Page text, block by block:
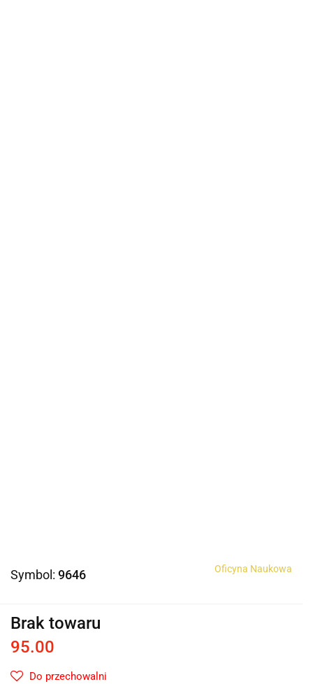
Symbol: 9646 Oficyna Naukowa
Brak towaru
95.00
Do przechowalni